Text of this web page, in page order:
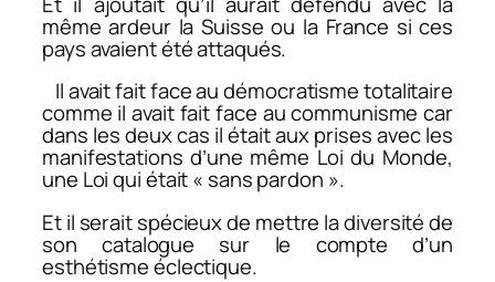
même ardeur la Suisse ou la France si ces
pays avaient été attaqués.
Il avait fait face au démocratisme totalitaire
comme il avait fait face au communisme car
dans les deux cas il était aux prises avec les
manifestations d’une même Loi du Monde,
une Loi qui était « sans pardon ».
Et il serait spécieux de mettre la diversité de
son catalogue sur le compte d’un
esthétisme éclectique.